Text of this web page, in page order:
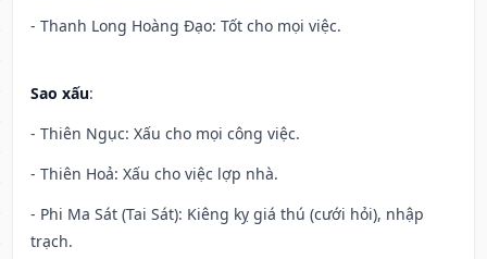
- Thanh Long Hoàng Đạo: Tốt cho mọi việc.
Sao xấu:
- Thiên Ngục: Xấu cho mọi công việc.
- Thiên Hoả: Xấu cho việc lợp nhà.
- Phi Ma Sát (Tai Sát): Kiêng kỵ giá thú (cưới hỏi), nhập
trạch.